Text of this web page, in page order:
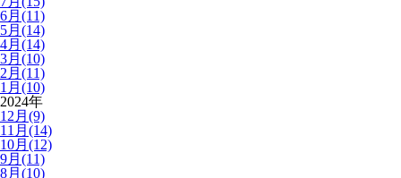
6月(11)
5月(14)
4月(14)
3月(10)
2月(11)
1月(10)
2024年
12月(9)
11月(14)
10月(12)
9月(11)
8月(10)